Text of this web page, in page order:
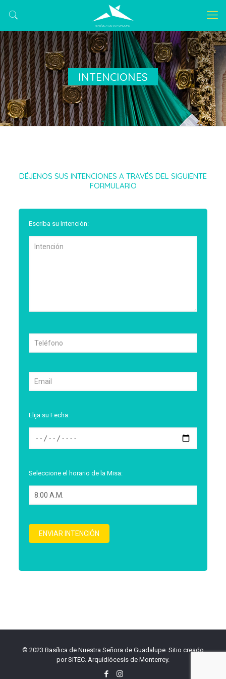
INTENCIONES
DÉJENOS SUS INTENCIONES A TRAVÉS DEL SIGUIENTE
FORMULARIO
Escriba su Intención:
Elija su Fecha:
Seleccione el horario de la Misa:
© 2023 Basílica de Nuestra Señora de Guadalupe. Sitio creado
porSITEC. Arquidiócesis de Monterrey.